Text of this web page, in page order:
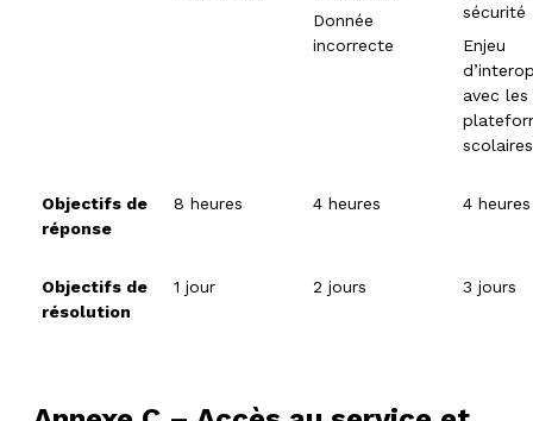
Donnée
incorrecte
sécurité
Enjeu
avec les
scolaires
Objectifs de
réponse
8 heures 4 heures 4 heures
Objectifs de
résolution
1 jour 2 jours 3 jours